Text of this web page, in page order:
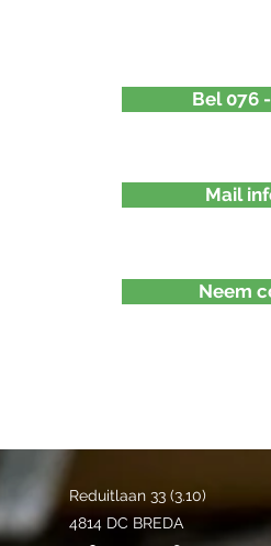
Bel 076
Mail
Neem
Reduitlaan 33 (3.10)
4814 DC BREDA